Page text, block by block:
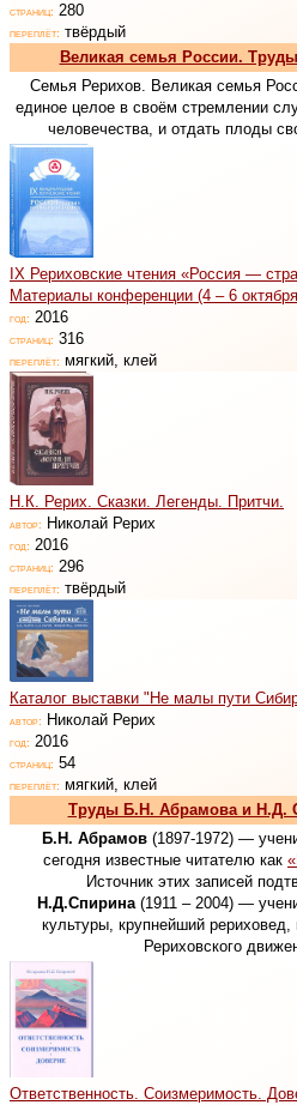
страниц: 280
переплёт: твёрдый
Великая семья России.
Семья Рерихов. Великая семья
единое целое в своём стремлении
человечества, и отдать плоды
IX Рериховские чтения «Россия —
Материалы конференции (4 – 6
год: 2016
страниц: 316
переплёт: мягкий, клей
Н.К. Рерих. Сказки. Легенды. Притчи.
автор: Николай Рерих
год: 2016
страниц: 296
переплёт: твёрдый
Каталог выставки "Не малы пути
автор: Николай Рерих
год: 2016
страниц: 54
переплёт: мягкий, клей
Труды Б.Н. Абрамова и Н.Д.
Б.Н. Абрамов(1897-1972) —
сегодня известные читателю как
Источник этих записей
Н.Д.Спирина (1911 – 2004) —
культуры, крупнейший рериховед,
Рериховского
Ответственность. Соизмеримость.